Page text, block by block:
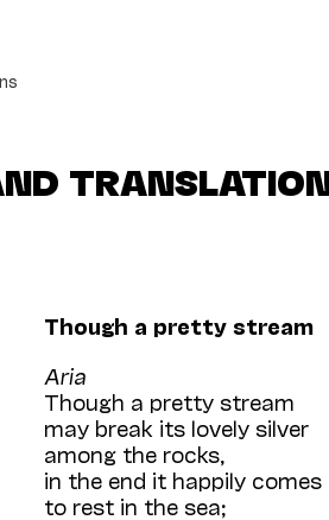
Though a pretty stream
Aria
Though a pretty stream
may break its lovely silver
among the rocks,
in the end it happily comes
to rest in the sea;